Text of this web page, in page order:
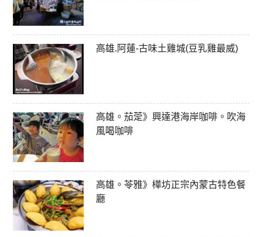
高雄.阿蓮-古味土雞城(豆乳雞最威)
高雄。茄萣》興達港海岸咖啡。吹海
風喝咖啡
高雄。苓雅》樺坊正宗內蒙古特色餐
廳